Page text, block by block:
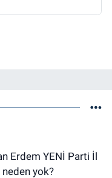
yok?